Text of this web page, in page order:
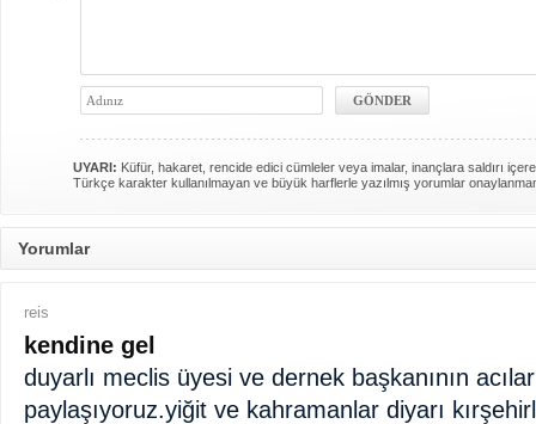
UYARI: Küfür, hakaret, rencide edici cümleler veya imalar, inançlara saldırı
Türkçe karakter kullanılmayan ve büyük harflerle yazılmış yorumlar
Yorumlar
reis
kendine gel
duyarlı meclis üyesi ve dernek başkanının
paylaşıyoruz.yiğit ve kahramanlar diyarı